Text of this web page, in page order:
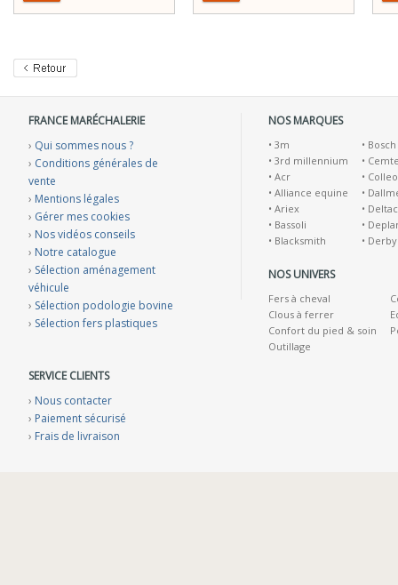
FRANCE MARÉCHALERIE
› Qui sommes nous ?
› Conditions générales de
vente
› Mentions légales
› Gérer mes cookies
› Nos vidéos conseils
› Notre catalogue
› Sélection aménagement
véhicule
› Sélection podologie bovine
› Sélection fers plastiques
SERVICE CLIENTS
› Nous contacter
› Paiement sécurisé
› Frais de livraison
NOS MARQUES
• 3m
• 3rd millennium
• Acr
• Alliance equine
• Ariex
• Bassoli
• Blacksmith
• Bosch
•
•
•
•
•
• Derby
NOS UNIVERS
Fers à cheval
Clous à ferrer
Confort du pied & soin
Outillage